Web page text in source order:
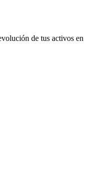
de tus activos en